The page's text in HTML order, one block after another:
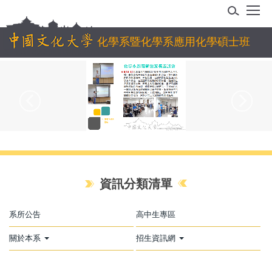
到
主
化學系暨化學系應用化學碩士班
資訊分類清單
系所公告 高中生專區
關於本系 招生資訊網